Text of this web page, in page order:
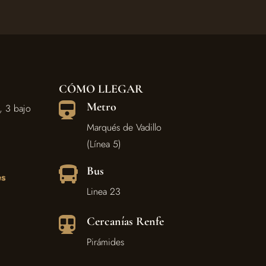
3 bajo
CÓMO LLEGAR
 Metro
Marqués de Vadillo
(Línea 5)
 Bus
Linea 23
 Cercanías Renfe
Pirámides